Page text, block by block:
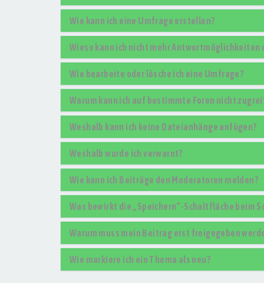
Wie kann ich eine Umfrage erstellen?
Wieso kann ich nicht mehr Antwortmöglichkeiten
Wie bearbeite oder lösche ich eine Umfrage?
Warum kann ich auf bestimmte Foren nicht
Weshalb kann ich keine Dateianhänge anfügen?
Weshalb wurde ich verwarnt?
Wie kann ich Beiträge den Moderatoren melden?
Was bewirkt die „Speichern“-Schaltfläche beim
Warum muss mein Beitrag erst freigegeben
Wie markiere ich ein Thema als neu?